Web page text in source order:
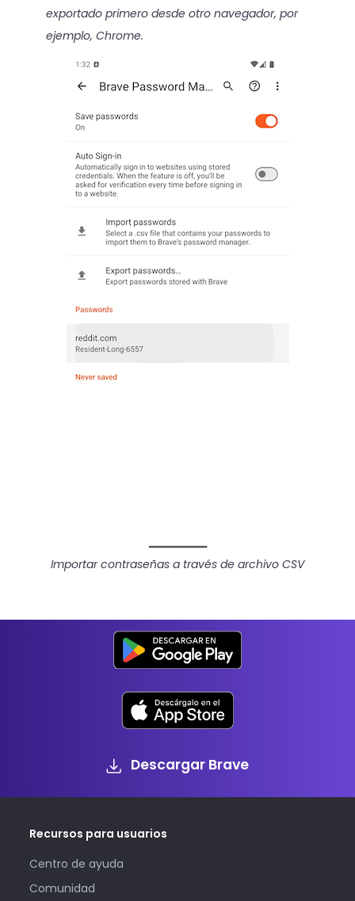
exportado primero desde otro navegador, por
ejemplo, Chrome.
Importar contraseñas a través de archivo CSV
Descargar Brave
Recursos para usuarios
Centro de ayuda
Comunidad